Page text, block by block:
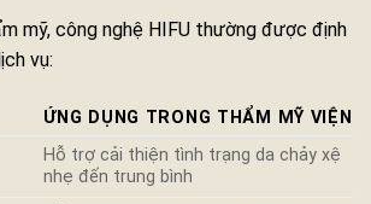
mỹ, công nghệ HIFU thường được định
vụ:
ỨNG DỤNG TRONG THẨM MỸ VIỆN
Hỗ trợ cải thiện tình trạng da chảy xệ
nhẹ đến trung bình